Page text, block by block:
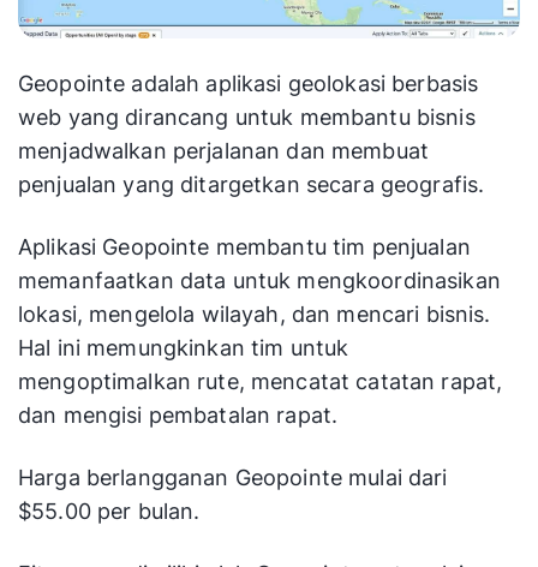
Geopointe adalah aplikasi geolokasi berbasis
web yang dirancang untuk membantu bisnis
menjadwalkan perjalanan dan membuat
penjualan yang ditargetkan secara geografis.
Aplikasi Geopointe membantu tim penjualan
memanfaatkan data untuk mengkoordinasikan
lokasi, mengelola wilayah, dan mencari bisnis.
Hal ini memungkinkan tim untuk
mengoptimalkan rute, mencatat catatan rapat,
dan mengisi pembatalan rapat.
Harga berlangganan Geopointe mulai dari
$55.00 per bulan.